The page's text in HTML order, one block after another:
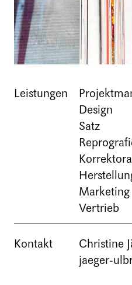
Leistungen
Design
Satz
Marketing
Vertrieb
Kontakt
Christine
jaeger-